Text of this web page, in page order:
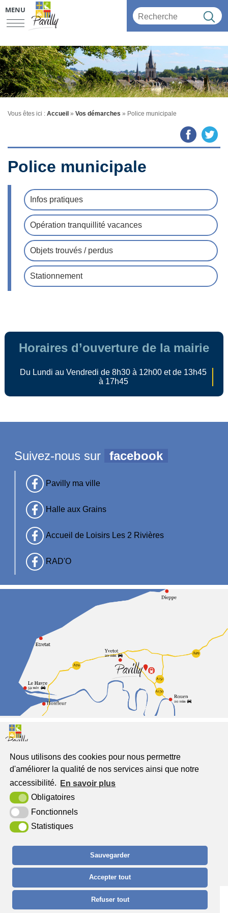
Nous utilisons des cookies pour nous permettre
d'améliorer la qualité de nos services ainsi que notre
accessibilité.
En savoir plus
Obligatoires
Fonctionnels
Statistiques
Sauvegarder
Accepter tout
Refuser tout
MENU
Vous êtes ici : Accueil » Vos démarches » Police municipale
Police municipale
Infos pratiques
Opération tranquillité vacances
Objets trouvés / perdus
Stationnement
Horaires d’ouverture de la mairie
Du Lundi au Vendredi de 8h30 à 12h00 et de 13h45
à 17h45
Suivez-nous sur facebook
Pavilly ma ville
Halle aux Grains
Accueil de Loisirs Les 2 Rivières
RAD'O
Pavilly
Jumelée à Freckenhorst
Place du Général de Gaulle
76570 Pavilly
Tél. : 02 32 94 52 00